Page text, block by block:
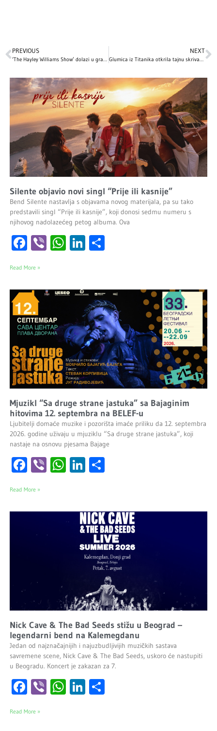
PREVIOUS
‘The Hayley Williams Show’ dolazi u grad blizu vas!
NEXT
Glumica iz Titanika otkrila tajnu skrivanu decenijama: OVA scena je izbačena iz filma nakon što je naišla na užasnute reakcije
Silente objavio novi singl “Prije ili kasnije”
Bend Silente nastavlja s objavama novog materijala, pa su tako
predstavili singl “Prije ili kasnije”, koji donosi sedmu numeru s
njihovog nadolazećeg petog albuma. Ova
Facebook
ViberWhatsApp
LinkedIn
Read More »
Mjuzikl “Sa druge strane jastuka” sa Bajaginim
hitovima 12. septembra na BELEF-u
Ljubitelji domaće muzike i pozorišta imaće priliku da 12. septembra
2026. godine uživaju u mjuziklu “Sa druge strane jastuka”, koji
nastaje na osnovu pjesama Bajage
Facebook
ViberWhatsApp
LinkedIn
Read More »
Nick Cave & The Bad Seeds stižu u Beograd –
legendarni bend na Kalemegdanu
Jedan od najznačajnijih i najuzbudljivijih muzičkih sastava
savremene scene, Nick Cave & The Bad Seeds, uskoro će nastupiti
u Beogradu. Koncert je zakazan za 7.
Facebook
ViberWhatsApp
LinkedIn
Read More »